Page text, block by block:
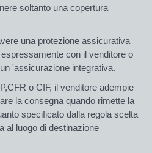
soltanto una copertura
una protezione assicurativa
con il venditore o
'assicurazione integrativa.
o CIF, il venditore adempie
la consegna quando rimette la
specificato dalla regola scelta
al luogo di destinazione